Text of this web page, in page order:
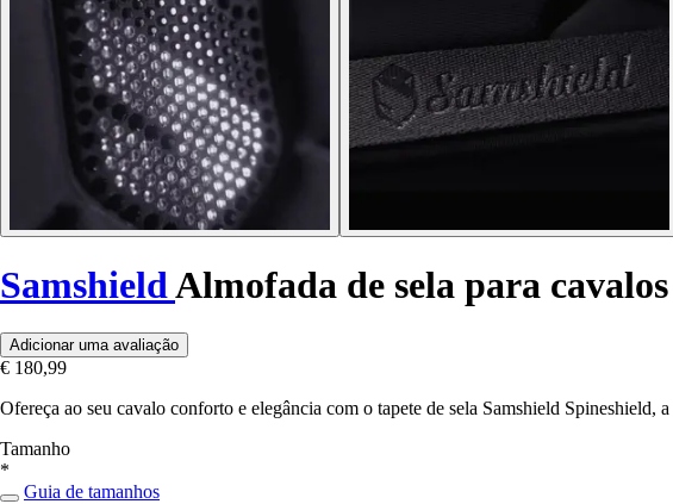
SamshieldAlmofada de sela para
Adicionar uma avaliação
€ 180,99
Ofereça ao seu cavalo conforto e elegância com o tapete de sela Samshield Spineshield,
Tamanho
*
Guia de tamanhos